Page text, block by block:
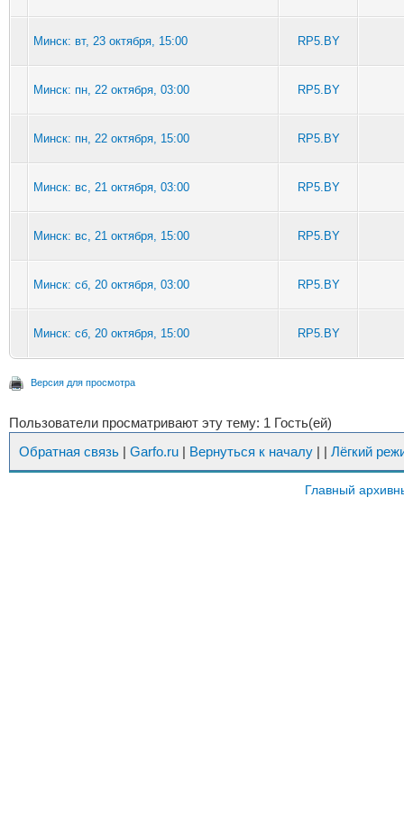
Минск: вт, 23 октября, 15:00 RP5.BY
Минск: пн, 22 октября, 03:00 RP5.BY
Минск: пн, 22 октября, 15:00 RP5.BY
Минск: вс, 21 октября, 03:00 RP5.BY
Минск: вс, 21 октября, 15:00 RP5.BY
Минск: сб, 20 октября, 03:00 RP5.BY
Минск: сб, 20 октября, 15:00 RP5.BY
Версия для просмотра
Пользователи просматривают эту тему: 1 Гость(ей)
Обратная связь | Garfo.ru | Вернуться к началу | | Лёгкий
Главный